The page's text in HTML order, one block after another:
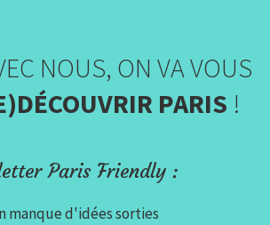
NOUS, ON VA VOUS
PARIS !
Paris Friendly :
manque d'idées sorties